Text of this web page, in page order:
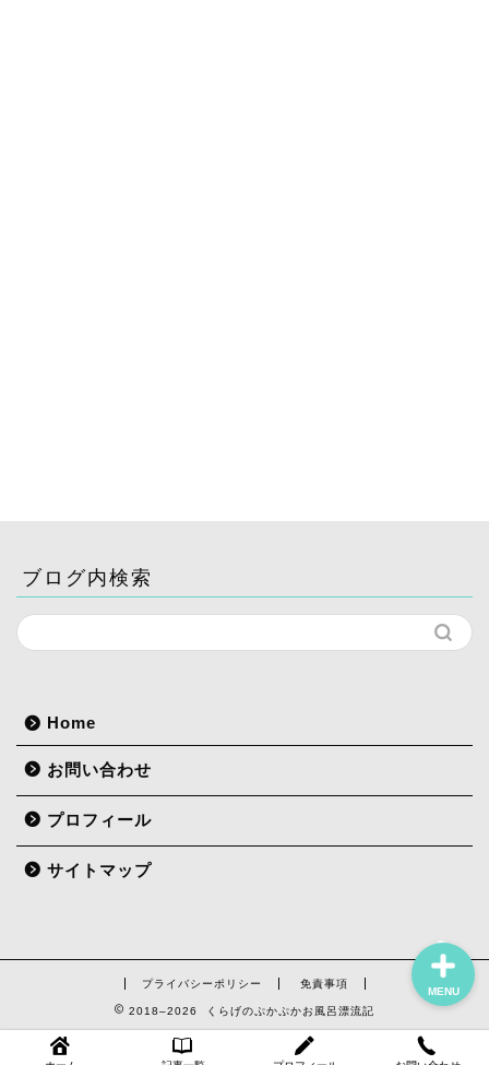
ブログ内検索
Home
お問い合わせ
プロフィール
サイトマップ
プライバシーポリシー 免責事項
2018–2026 くらげのぷかぷかお風呂漂流記
MENU
記事一覧